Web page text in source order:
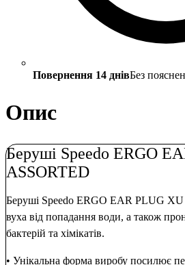
Повернення 14 днівБез
Опис
Беруші Speedo ERGO
ASSORTED
Беруші Speedo ERGO EAR PLUG
вуха від попадання води, а також
бактерій та хімікатів.
• Унікальна форма виробу посилює